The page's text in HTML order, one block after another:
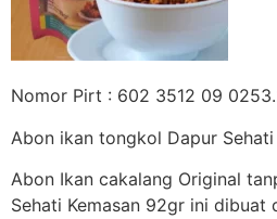
Nomor Pirt : 602 3512 09
Abon ikan tongkol Dapur Sehati
Abon Ikan cakalang Original
Sehati Kemasan 92gr ini dibuat